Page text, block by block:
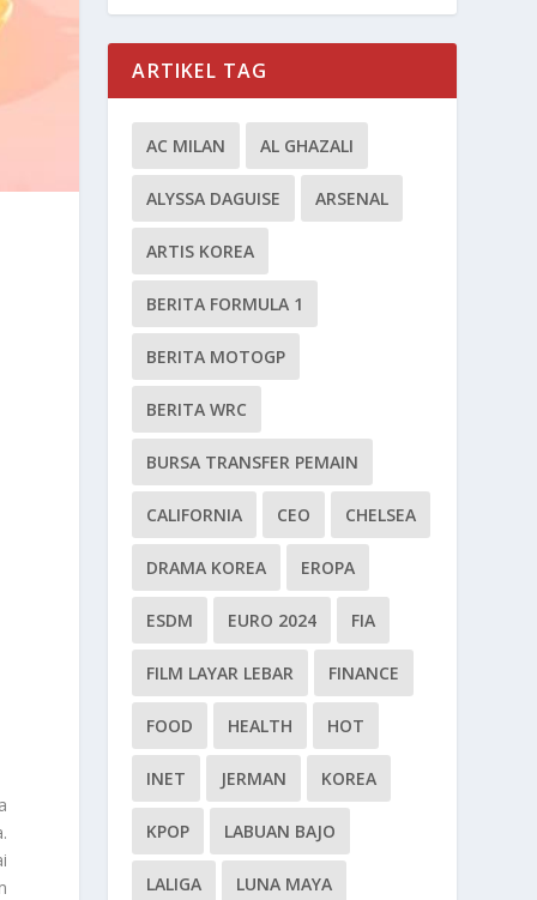
ARTIKEL TAG
AC MILAN AL GHAZALI
ALYSSA DAGUISE ARSENAL
ARTIS KOREA
BERITA FORMULA 1
BERITA MOTOGP
BERITA WRC
BURSA TRANSFER PEMAIN
CALIFORNIA CEO CHELSEA
DRAMA KOREA EROPA
ESDM EURO 2024 FIA
FILM LAYAR LEBAR FINANCE
FOOD HEALTH HOT
INET JERMAN KOREA
KPOP LABUAN BAJO
LALIGA LUNA MAYA